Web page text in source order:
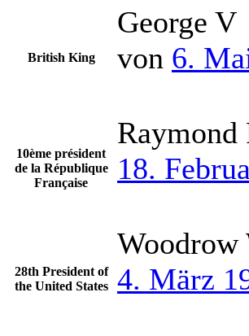
British King
George V
von 6.
10ème président
de la République
Française
Raymond
18.
28th President of
the United States
Woodrow
4. März